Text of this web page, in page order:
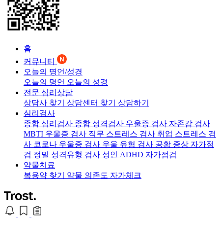
홈
커뮤니티
오늘의 명언/성경
오늘의 명언 오늘의 성경
전문 심리상담
상담사 찾기 상담센터 찾기 상담하기
심리검사
종합 심리검사 종합 성격검사 우울증 검사 자존감 검사
MBTI 우울증 검사 직무 스트레스 검사 취업 스트레스 검
사 코로나 우울증 검사 우울 유형 검사 공황 증상 자가점
검 정밀 성격유형 검사 성인 ADHD 자가점검
약물치료
복용약 찾기 약물 의존도 자가체크